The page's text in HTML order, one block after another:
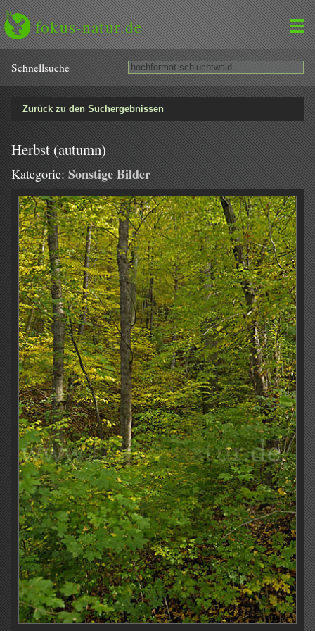
fokus-natur.de
Schnell­suche
Zurück zu den Suchergebnissen
Herbst (autumn)
Kategorie: Sonstige Bilder